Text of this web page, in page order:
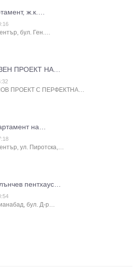
ж.к.…
бул. Ген.…
ПРОЕКТ НА…
ПРОЕКТ С ПЕРФЕКТНА…
на…
ул. Пиротска,…
пентхаус…
бул. Д-р…